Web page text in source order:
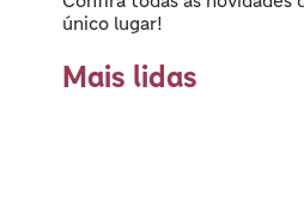
único lugar!
Mais lidas